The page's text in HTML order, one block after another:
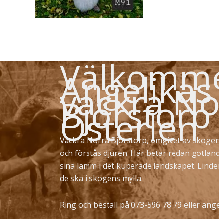
vackra
Björstorp
Österlen
Vackra Norra Björstorp, omgivet av
och förstås djuren. Här betar redan
sina lamm i det kuperade landskapet.
de ska i skogens mylla.
Ring och beställ på 073-596 78 79 eller